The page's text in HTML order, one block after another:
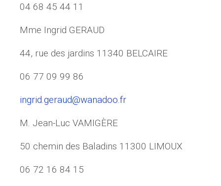
04 68 45 44 11
Mme Ingrid GERAUD
44, rue des jardins 11340 BELCAIRE
06 77 09 99 86
ingrid.geraud@wanadoo.fr
M. Jean-Luc VAMIGÈRE
50 chemin des Baladins 11300 LIMOUX
06 72 16 84 15